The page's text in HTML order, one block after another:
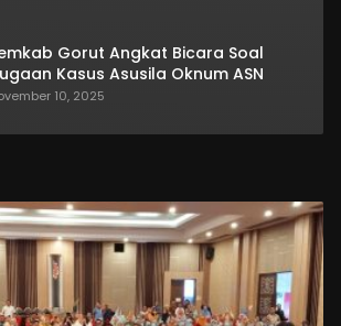
Gorut Angkat Bicara Soal
Kasus Asusila Oknum ASN
10, 2025